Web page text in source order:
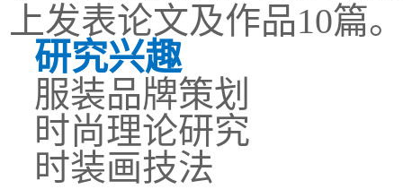
上发表论文及作品10篇
研究兴趣
服装品牌策划
时尚理论研究
时装画技法